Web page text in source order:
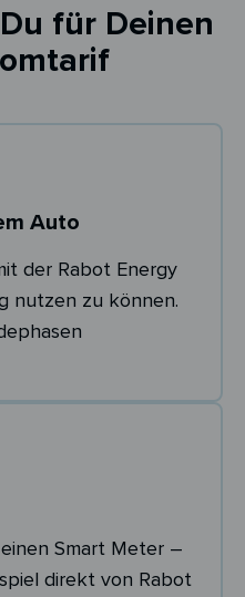
für Deinen
Auto
der Rabot Energy
nutzen zu können.
Smart Meter –
direkt von Rabot